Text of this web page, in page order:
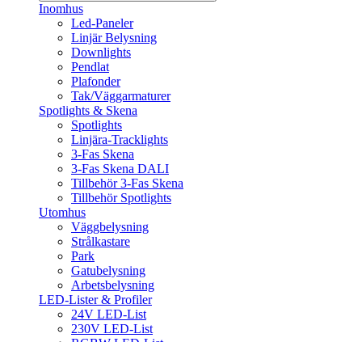
Inomhus
Led-Paneler
Linjär Belysning
Downlights
Pendlat
Plafonder
Tak/Väggarmaturer
Spotlights & Skena
Spotlights
Linjära-Tracklights
3-Fas Skena
3-Fas Skena DALI
Tillbehör 3-Fas Skena
Tillbehör Spotlights
Utomhus
Väggbelysning
Strålkastare
Park
Gatubelysning
Arbetsbelysning
LED-Lister & Profiler
24V LED-List
230V LED-List